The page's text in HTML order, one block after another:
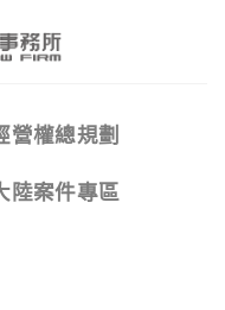
營權總規劃
陸案件專區